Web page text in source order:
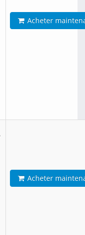
Acheter
Acheter